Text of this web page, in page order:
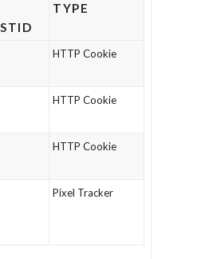
TYPE
HTTP Cookie
HTTP Cookie
HTTP Cookie
Pixel Tracker